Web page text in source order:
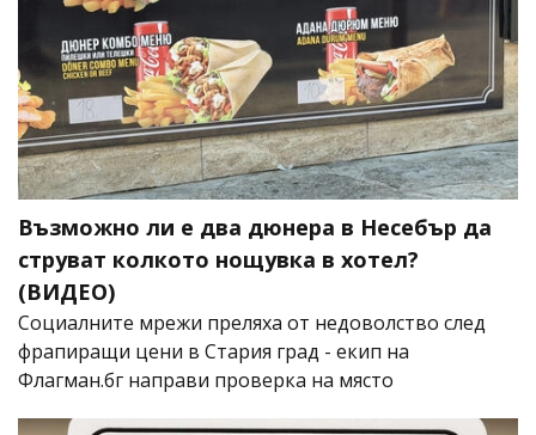
Възможно ли е два дюнера в Несебър да
струват колкото нощувка в хотел?
(ВИДЕО)
Социалните мрежи преляха от недоволство след
фрапиращи цени в Стария град - екип на
Флагман.бг направи проверка на място